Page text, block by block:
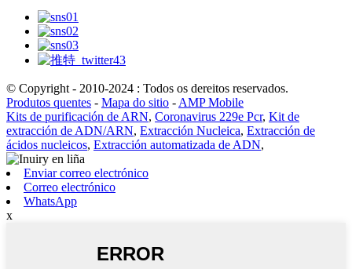
© Copyright - 2010-2024 : Todos os dereitos reservados.
Produtos quentes - Mapa do sitio - AMP Mobile
Kits de purificación de ARN, Coronavirus 229e Pcr, Kit de
extracción de ADN/ARN, Extracción Nucleica, Extracción de
ácidos nucleicos, Extracción automatizada de ADN,
Enviar correo electrónico
Correo electrónico
WhatsApp
x